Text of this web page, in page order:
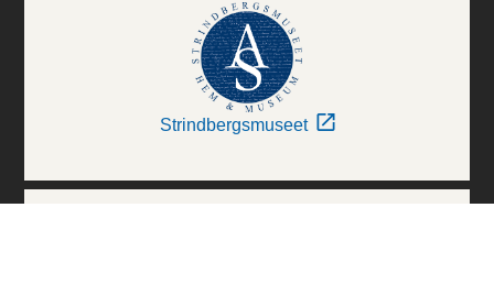
Strindbergsmuseet